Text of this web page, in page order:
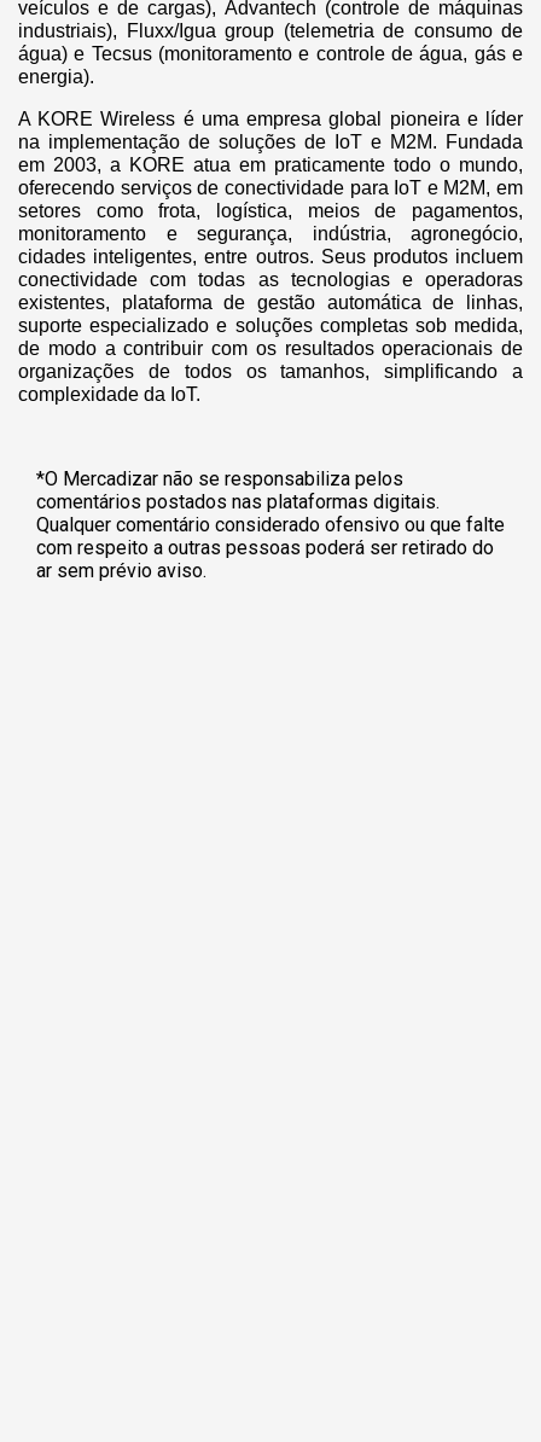
veículos e de cargas), Advantech (controle de máquinas
industriais), Fluxx/Igua group (telemetria de consumo de
água) e Tecsus (monitoramento e controle de água, gás e
energia).
A KORE Wireless é uma empresa global pioneira e líder
na implementação de soluções de IoT e M2M. Fundada
em 2003, a KORE atua em praticamente todo o mundo,
oferecendo serviços de conectividade para IoT e M2M, em
setores como frota, logística, meios de pagamentos,
monitoramento e segurança, indústria, agronegócio,
cidades inteligentes, entre outros. Seus produtos incluem
conectividade com todas as tecnologias e operadoras
existentes, plataforma de gestão automática de linhas,
suporte especializado e soluções completas sob medida,
de modo a contribuir com os resultados operacionais de
organizações de todos os tamanhos, simplificando a
complexidade da IoT.
*O Mercadizar não se responsabiliza pelos
comentários postados nas plataformas digitais.
Qualquer comentário considerado ofensivo ou que falte
com respeito a outras pessoas poderá ser retirado do
ar sem prévio aviso.